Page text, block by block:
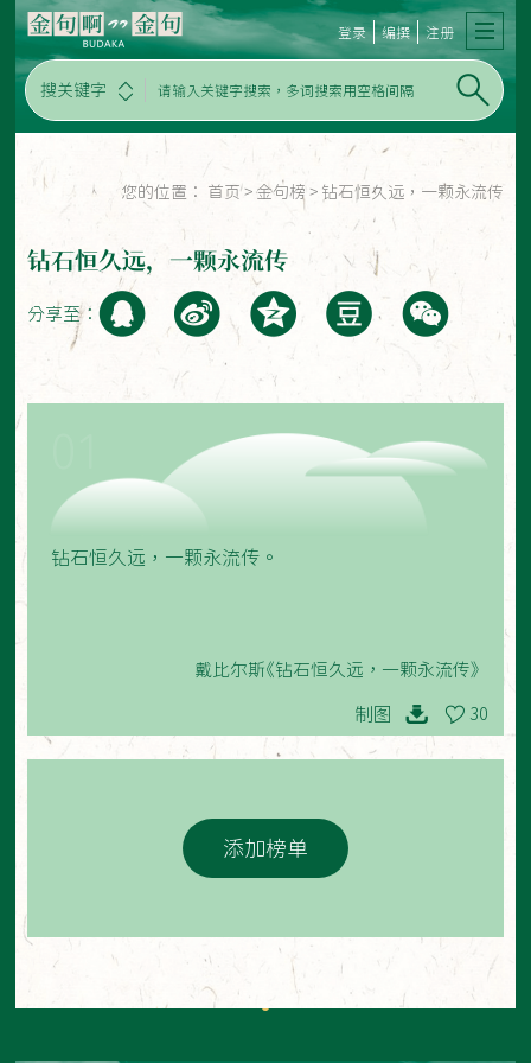
搜关键字
登录 编撰 注册
您的位置： 首页 > 金句榜 > 钻石恒久远，一颗永流传
钻石恒久远，一颗永流传
分享至：
钻石恒久远，一颗永流传。
戴比尔斯《钻石恒久远，一颗永流传》
制图 30
添加榜单